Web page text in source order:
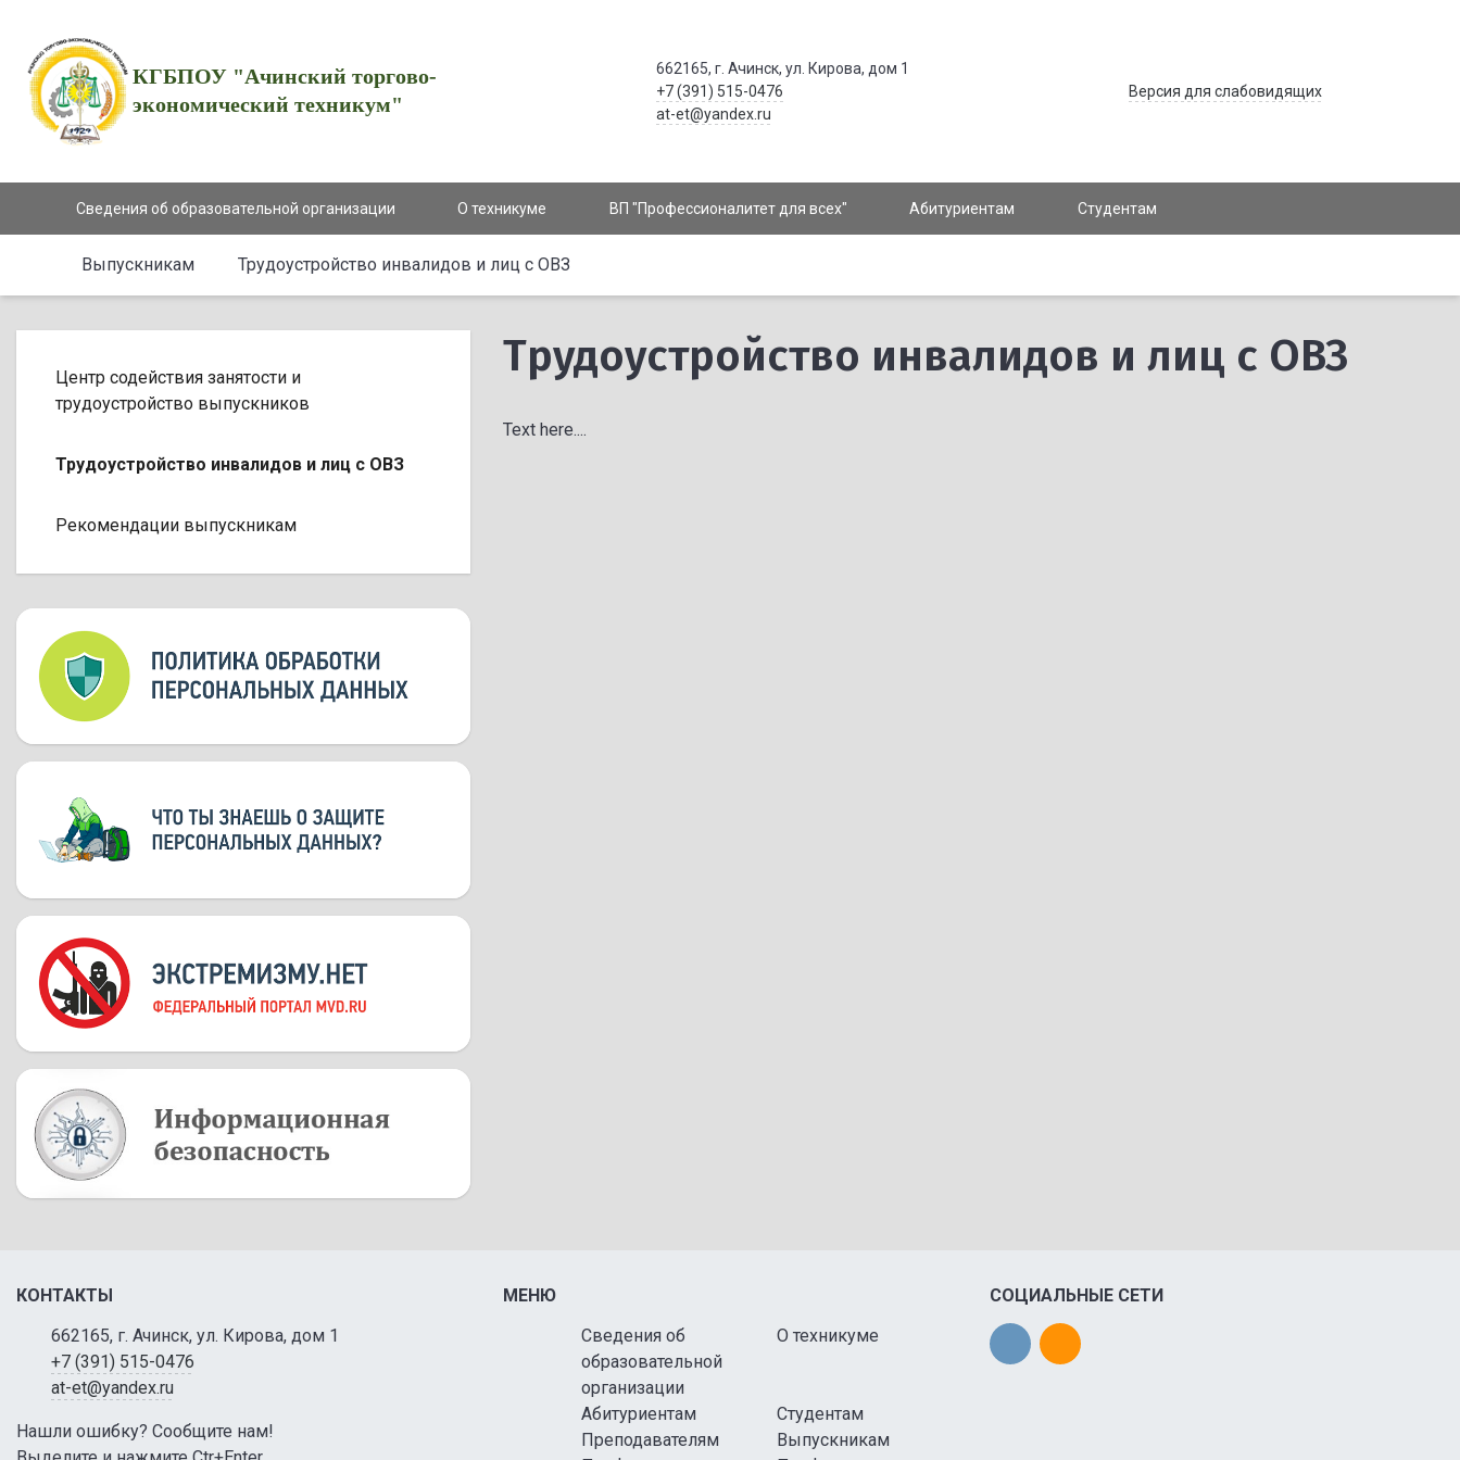
КГБПОУ "Ачинский торгово-
экономический техникум"
662165, г. Ачинск, ул. Кирова, дом 1
+7 (391) 515-0476
at-et@yandex.ru
Версия для слабовидящих
Сведения об образовательной организации О техникуме ВП "Профессионалитет для всех" Абитуриентам Студентам
Выпускникам Трудоустройство инвалидов и лиц с ОВЗ
Центр содействия занятости и
трудоустройство выпускников
Трудоустройство инвалидов и лиц с ОВЗ
Рекомендации выпускникам
Трудоустройство инвалидов и лиц с ОВЗ
Text here....
КОНТАКТЫ
662165, г. Ачинск, ул. Кирова, дом 1
+7 (391) 515-0476
at-et@yandex.ru
Нашли ошибку? Сообщите нам!
МЕНЮ
Сведения об
образовательной
организации
О техникуме
Абитуриентам
Студентам
Преподавателям
Выпускникам
СОЦИАЛЬНЫЕ СЕТИ